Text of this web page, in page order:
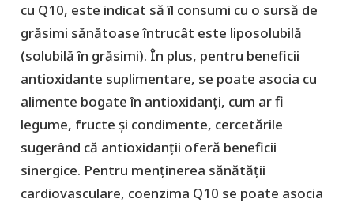
cu Q10, este indicat să îl consumi cu o sursă de
grăsimi sănătoase întrucât este liposolubilă
(solubilă în grăsimi). În plus, pentru beneficii
antioxidante suplimentare, se poate asocia cu
alimente bogate în antioxidanți, cum ar fi
legume, fructe și condimente, cercetările
sugerând că antioxidanții oferă beneficii
sinergice. Pentru menținerea sănătății
cardiovasculare, coenzima Q10 se poate asocia